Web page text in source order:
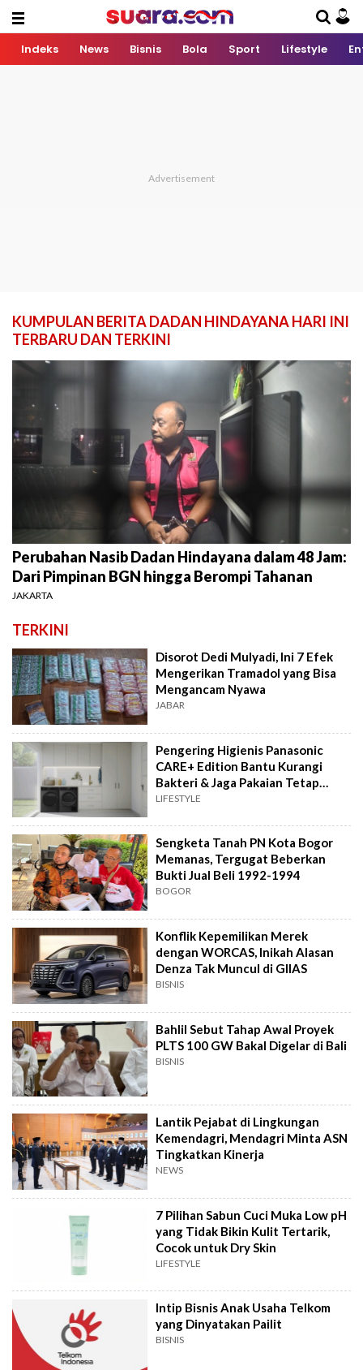
Indeks News Bisnis Bola Sport Lifestyle
KUMPULAN BERITA DADAN HINDAYANA HARI INI
TERBARU DAN TERKINI
Perubahan Nasib Dadan Hindayana dalam 48 Jam:
Dari Pimpinan BGN hingga Berompi Tahanan
JAKARTA
TERKINI
Disorot Dedi Mulyadi, Ini 7 Efek
Mengerikan Tramadol yang Bisa
Mengancam Nyawa
JABAR
Pengering Higienis Panasonic
CARE+ Edition Bantu Kurangi
Bakteri & Jaga Pakaian Tetap
Bersih
LIFESTYLE
Sengketa Tanah PN Kota Bogor
Memanas, Tergugat Beberkan
Bukti Jual Beli 1992-1994
BOGOR
Konflik Kepemilikan Merek
dengan WORCAS, Inikah Alasan
Denza Tak Muncul di GIIAS
BISNIS
Bahlil Sebut Tahap Awal Proyek
PLTS 100 GW Bakal Digelar di Bali
BISNIS
Lantik Pejabat di Lingkungan
Kemendagri, Mendagri Minta ASN
Tingkatkan Kinerja
NEWS
7 Pilihan Sabun Cuci Muka Low pH
yang Tidak Bikin Kulit Tertarik,
Cocok untuk Dry Skin
LIFESTYLE
Intip Bisnis Anak Usaha Telkom
yang Dinyatakan Pailit
BISNIS